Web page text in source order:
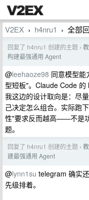
V2EX › h4nru1 › 全部
回复了 h4nru1 创建的主题 ›
构建最强通用 Agent
@leehaoze98 同意模型能
型短板"。Claude Code 的
我这边的设计取向是：尽
己决定怎么组合。实际跑
性"要求反而越高——不是
题。
回复了 h4nru1 创建的主题 ›
建最强通用 Agent
@lynn1su telegram 确实
先级排着。